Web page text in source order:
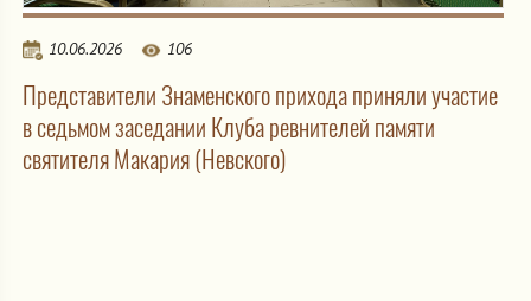
10.06.2026 106
Представители Знаменского прихода приняли участие
в седьмом заседании Клуба ревнителей памяти
святителя Макария (Невского)